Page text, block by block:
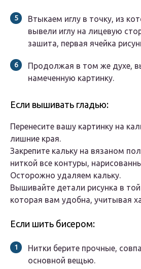
Втыкаем иглу в точку, из
вывели иглу на лицевую
зашита, первая ячейка
Продолжая в том же духе,
намеченную картинку.
Если вышивать гладью:
Перенесите вашу картинку на
лишние края.
Закрепите кальку на вязаном
ниткой все контуры,
Осторожно удаляем кальку.
Вышивайте детали рисунка в той
которая вам удобна, учитывая
Если шить бисером:
Нитки берите прочные,
основной вещью.